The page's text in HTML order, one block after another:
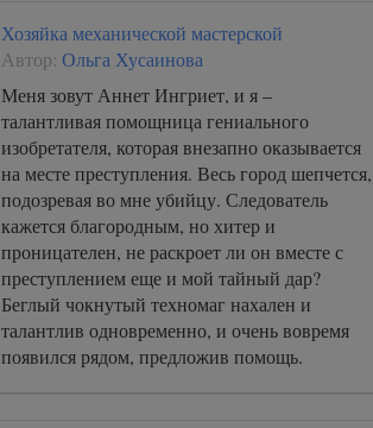
Хозяйка механической мастерской
Автор: Ольга Хусаинова
Меня зовут Аннет Ингриет, и я –
талантливая помощница гениального
изобретателя, которая внезапно оказывается
на месте преступления. Весь город шепчется,
подозревая во мне убийцу. Следователь
кажется благородным, но хитер и
проницателен, не раскроет ли он вместе с
преступлением еще и мой тайный дар?
Беглый чокнутый техномаг нахален и
талантлив одновременно, и очень вовремя
появился рядом, предложив помощь.